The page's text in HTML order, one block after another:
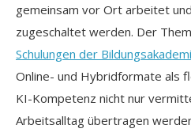
gemeinsam vor Ort arbeitet
zugeschaltet werden. Der
Schulungen der
Online- und Hybridformate als
KI-Kompetenz nicht nur
Arbeitsalltag übertragen